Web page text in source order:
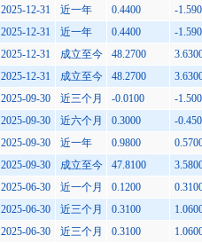
2025-12-31
近一年 0.4400
-
2025-12-31
近一年 0.4400
-
2025-12-31
成立至今 48.2700
2025-12-31
成立至今 48.2700
2025-09-30
近三个月 -0.0100
-
2025-09-30
近六个月 0.3000
-
2025-09-30
近一年 0.9800
2025-09-30
成立至今 47.8100
2025-06-30
近一个月 0.1200
2025-06-30
近三个月 0.3100
2025-06-30
近三个月 0.3100